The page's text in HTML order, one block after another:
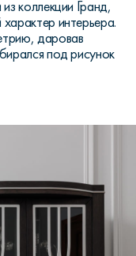
коллекции Гранд,
интерьера.
даровав
под рисунок